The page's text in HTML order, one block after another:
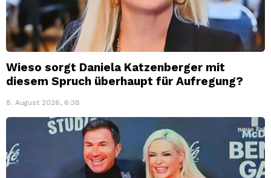
Wieso sorgt Daniela Katzenberger mit
diesem Spruch überhaupt für Aufregung?
8. August 2026, 6:38